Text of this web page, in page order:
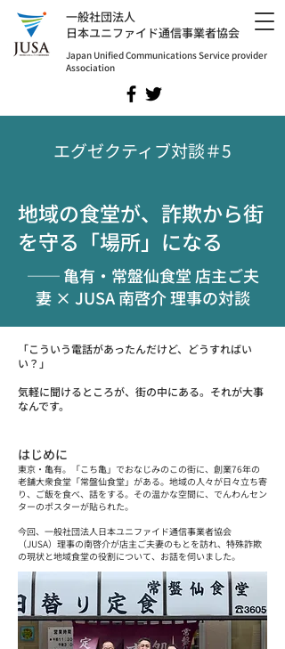
​一般社団法人
日本ユニファイド通信事業者協会
Japan Unified Communications Service provider
Association
エグゼクティブ対談＃5
地域の食堂が、詐欺から街
を守る「場所」になる
── 亀有・常盤仙食堂 店主ご夫
妻 × JUSA 南啓介 理事の対談
「こういう電話があったんだけど、どうすればい
い？」
気軽に聞けるところが、街の中にある。それが大事
なんです。
はじめに
東京・亀有。「こち亀」でおなじみのこの街に、創業76年の
老舗大衆食堂「常盤仙食堂」がある。地域の人々が日々立ち寄
り、ご飯を食べ、話をする。その温かな空間に、でんわんセン
ターのポスターが貼られた。
今回、一般社団法人日本ユニファイド通信事業者協会
（JUSA）理事の南啓介が店主ご夫妻のもとを訪れ、特殊詐欺
の現状と地域食堂の役割について、お話を伺いました。